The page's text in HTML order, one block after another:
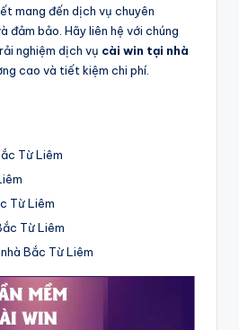
mang đến dịch vụ chuyên
đảm bảo. Hãy liên hệ với chúng
nghiệm dịch vụ cài win tại nhà
cao và tiết kiệm chi phí.
Từ Liêm
Từ Liêm
Từ Liêm
Bắc Từ Liêm